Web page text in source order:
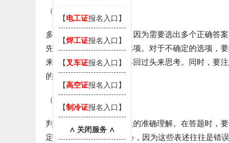
（二）多选题答题模板
多选题的难度相对较大，因为需要选出多个正确答
先排除那些明显错误的选项。对于不确定的选项，
来，等做完其他题目后再回过头来思考。同时，要
的数量。
（三）判断题答题模板
判断题主要考查对知识点的准确理解。在答题时，
定”“绝对”等，要格外小心，因为这些表述往往是
【电工证报名入口】
【焊工证报名入口】
【 叉车证报名入口】
【高空证报名入口】
【制冷证报名入口】
∧ 关闭服务 ∧